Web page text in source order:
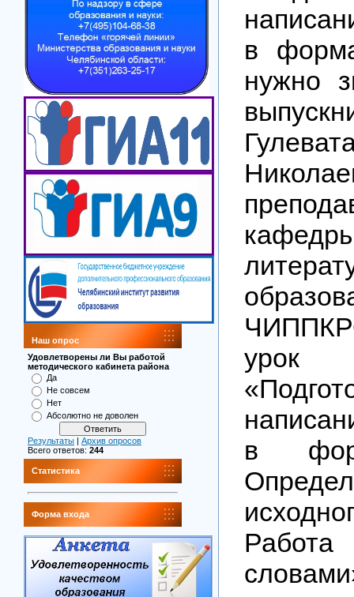
Наш опрос
Удовлетворены ли Вы работой
методического кабинета района
Да
Не совсем
Нет
Абсолютно не доволен
Результаты
Архив опросов
Всего ответов: 244
Статистика
Форма входа
в
нужно
урок
в
Работа